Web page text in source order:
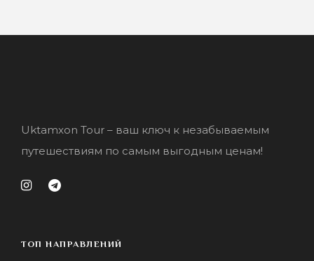
Uktamxon Tour – ваш ключ к незабываемым
путешествиям по самым выгодным ценам!
ТОП НАПРАВЛЕНИЙ